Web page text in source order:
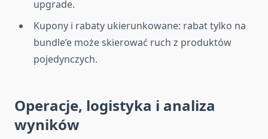
upgrade.
Kupony i rabaty ukierunkowane: rabat tylko na
bundle’e może skierować ruch z produktów
pojedynczych.
Operacje, logistyka i analiza
wyników